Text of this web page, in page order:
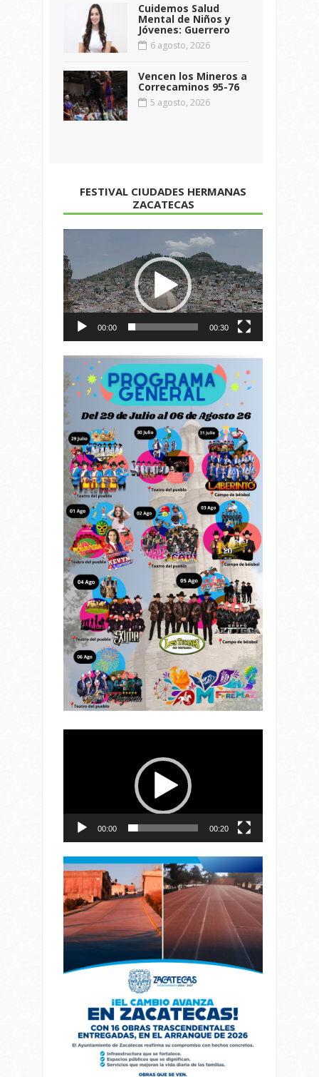
Cuidemos Salud
Mental de Niños y
Jóvenes: Guerrero
6 agosto, 2026
Vencen los Mineros a
Correcaminos 95-76
5 agosto, 2026
FESTIVAL CIUDADES HERMANAS
ZACATECAS
de
vídeo
00:00 00:30
00:00 00:20